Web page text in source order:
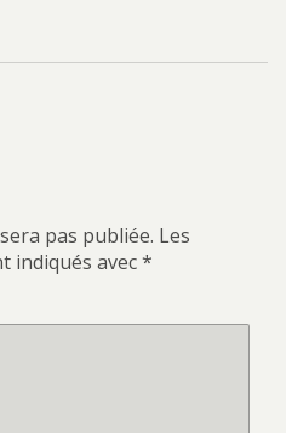
pas publiée. Les
indiqués avec*